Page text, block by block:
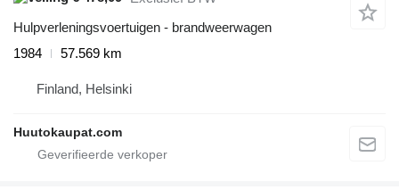
Hulpverleningsvoertuigen - brandweerwagen
1984
57.569 km
Finland, Helsinki
Huutokaupat.com